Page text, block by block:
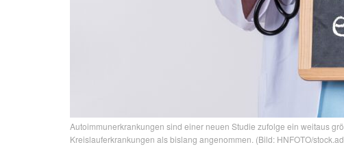
Autoimmunerkrankungen sind einer neuen Studie zufolge ein weitaus
Kreislauferkrankungen als bislang angenommen. (Bild: HNFOTO/